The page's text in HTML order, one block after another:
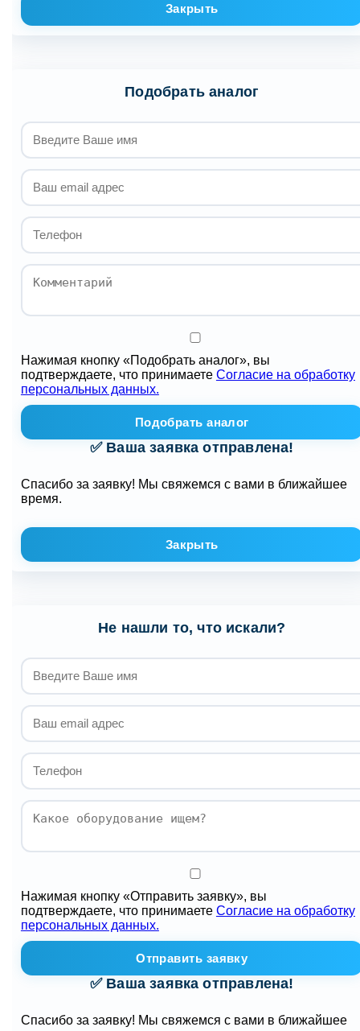
Закрыть
Подобрать аналог
Нажимая кнопку «Подобрать аналог», вы
подтверждаете, что принимаетеСогласие на обработку
персональных данных.
Подобрать аналог
✅ Ваша заявка отправлена!
Спасибо за заявку! Мы свяжемся с вами в ближайшее
время.
Закрыть
Не нашли то, что искали?
Нажимая кнопку «Отправить заявку», вы
подтверждаете, что принимаетеСогласие на обработку
персональных данных.
Отправить заявку
✅ Ваша заявка отправлена!
Спасибо за заявку! Мы свяжемся с вами в ближайшее